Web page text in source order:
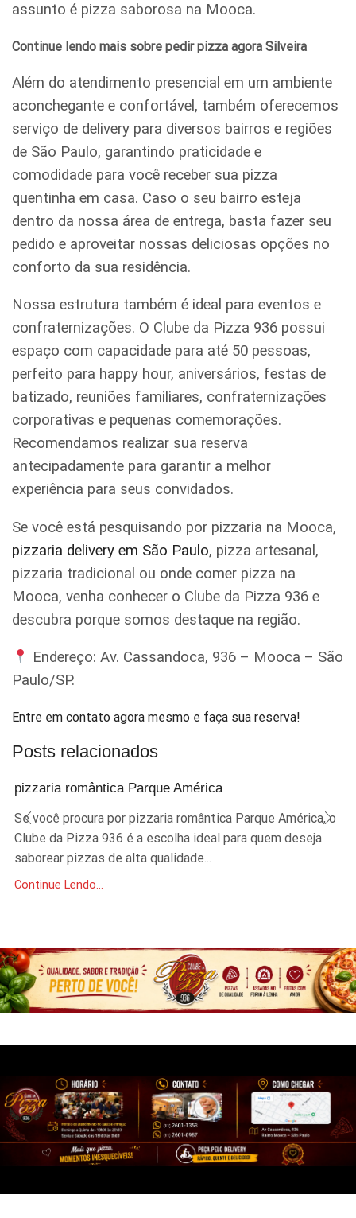
assunto é pizza saborosa na Mooca.
Continue lendo mais sobre pedir pizza agora Silveira
Além do atendimento presencial em um ambiente
aconchegante e confortável, também oferecemos
serviço de delivery para diversos bairros e regiões
de São Paulo, garantindo praticidade e
comodidade para você receber sua pizza
quentinha em casa. Caso o seu bairro esteja
dentro da nossa área de entrega, basta fazer seu
pedido e aproveitar nossas deliciosas opções no
conforto da sua residência.
Nossa estrutura também é ideal para eventos e
confraternizações. O Clube da Pizza 936 possui
espaço com capacidade para até 50 pessoas,
perfeito para happy hour, aniversários, festas de
batizado, reuniões familiares, confraternizações
corporativas e pequenas comemorações.
Recomendamos realizar sua reserva
antecipadamente para garantir a melhor
experiência para seus convidados.
Se você está pesquisando por pizzaria na Mooca,
pizzaria delivery em São Paulo, pizza artesanal,
pizzaria tradicional ou onde comer pizza na
Mooca, venha conhecer o Clube da Pizza 936 e
descubra porque somos destaque na região.
Endereço: Av. Cassandoca, 936 – Mooca – São
Paulo/SP.
Entre em contato agora mesmo e faça sua reserva!
Posts relacionados
pizzaria romântica Parque América
Se você procura por pizzaria romântica Parque América, o
Clube da Pizza 936 é a escolha ideal para quem deseja
saborear pizzas de alta qualidade...
Continue Lendo...